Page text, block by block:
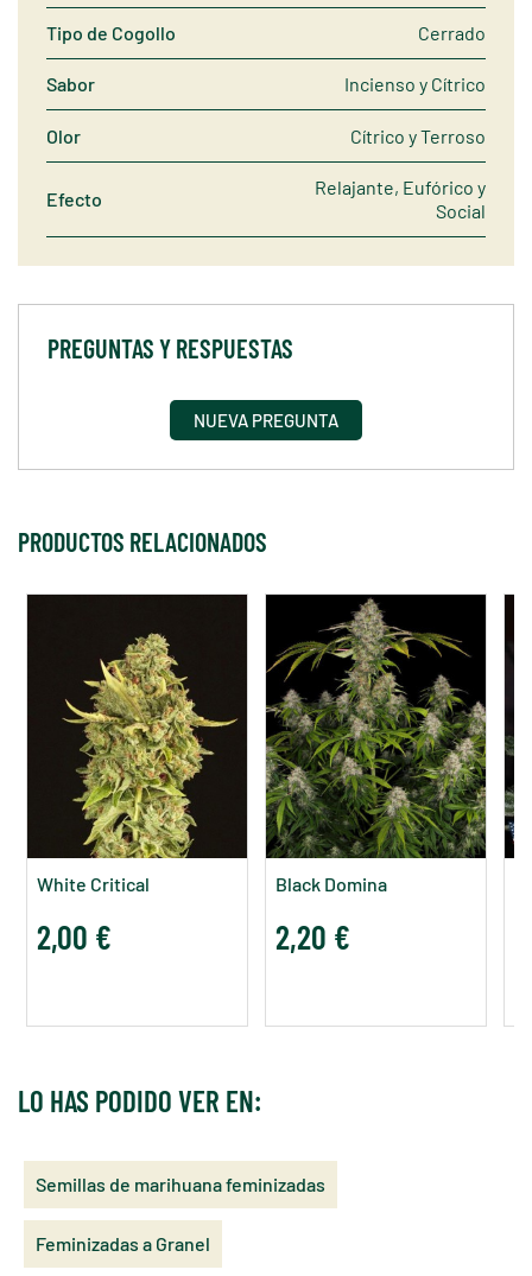
Tipo de Cogollo Cerrado
Sabor Incienso y Cítrico
Olor Cítrico y Terroso
Efecto
Relajante, Eufórico y
Social
PREGUNTAS Y RESPUESTAS
NUEVA PREGUNTA
PRODUCTOS RELACIONADOS
White Critical
2,00 €
Black Domina
2,20 €
LO HAS PODIDO VER EN:
Semillas de marihuana feminizadas
Feminizadas a Granel